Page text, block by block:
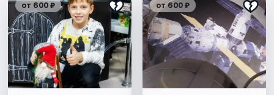
от 600 ₽ от 600 ₽